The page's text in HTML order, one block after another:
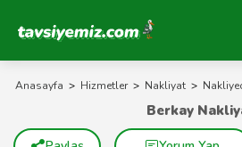
Tavsiyemiz Anasayfa
Anasayfa > Hizmetler > Nakliyat >
Berkay